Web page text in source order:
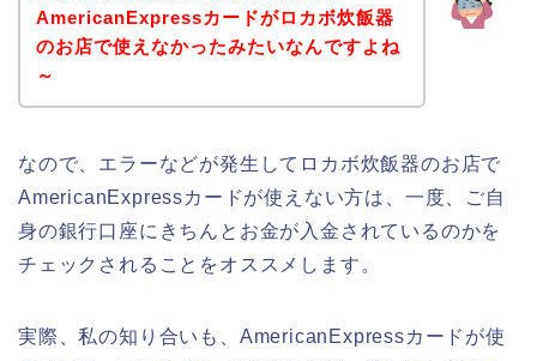
AmericanExpressカードがロカボ炊飯器
のお店で使えなかったみたいなんですよね
～
なので、エラーなどが発生してロカボ炊飯器のお店で
AmericanExpressカードが使えない方は、一度、ご自
身の銀行口座にきちんとお金が入金されているのかを
チェックされることをオススメします。
実際、私の知り合いも、AmericanExpressカードが使